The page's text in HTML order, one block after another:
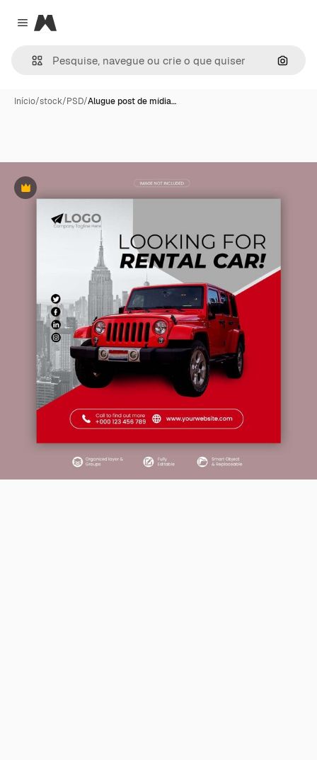
Close menu
Magnific
Início/stock/PSD/Alugue post de mídia…
Premium